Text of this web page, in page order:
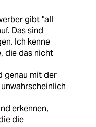
gibt "all
Das sind
Ich kenne
die das nicht
genau mit der
erkennen,
die